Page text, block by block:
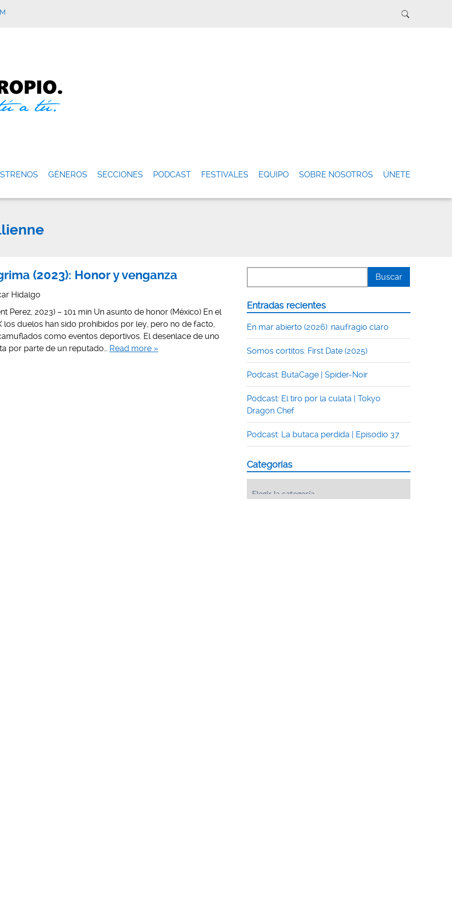
GÉNEROS SECCIONES PODCAST FESTIVALES EQUIPO SOBRE NOSOTROS ÚNETE
(2023): Honor y venganza
Hidalgo
Perez, 2023) – 101 min Un asunto de honor (México) En el
los duelos han sido prohibidos por ley, pero no de facto,
como eventos deportivos. El desenlace de uno
por parte de un reputado… Read more »
Entradas recientes
En mar abierto (2026): naufragio claro
Somos cortitos: First Date (2025)
Podcast: ButaCage | Spider-Noir
Podcast: El tiro por la culata | Tokyo
Dragon Chef
Podcast: La butaca perdida | Episodio 37
Categorías